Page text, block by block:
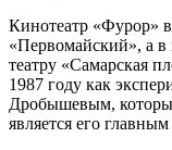
Кинотеатр «Фурор»
«Первомайский», а в
театру «Самарская
1987 году как
Дробышевым,
является его